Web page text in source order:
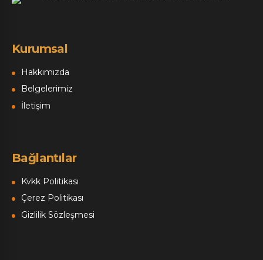
Kurumsal
Hakkımızda
Belgelerimiz
İletişim
Bağlantılar
Kvkk Politikası
Çerez Politikası
Gizlilik Sözleşmesi